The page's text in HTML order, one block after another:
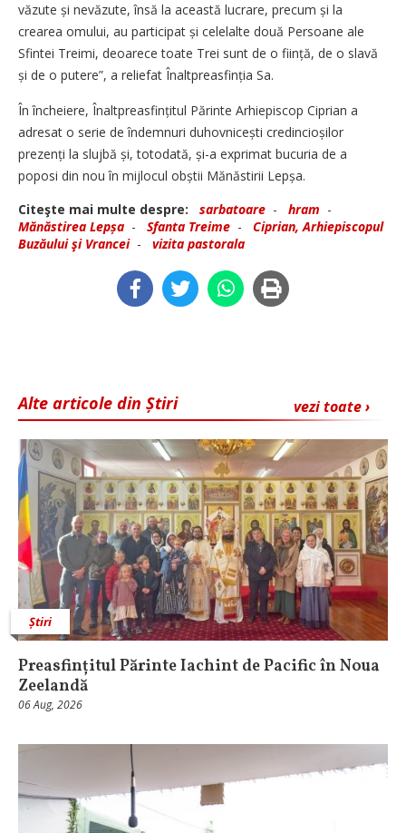
văzute și nevăzute, însă la această lucrare, precum și la
crearea omului, au participat și celelalte două Persoane ale
Sfintei Treimi, deoarece toate Trei sunt de o ființă, de o slavă
și de o putere”, a reliefat Înaltpreasfinția Sa.
În încheiere, Înaltpreasfințitul Părinte Arhiepiscop Ciprian a
adresat o serie de îndemnuri duhovnicești credincioșilor
prezenți la slujbă și, totodată, și-a exprimat bucuria de a
poposi din nou în mijlocul obștii Mănăstirii Lepșa.
Citeşte mai multe despre:
sarbatoare - hram -
Mănăstirea Lepșa - Sfanta Treime - Ciprian, Arhiepiscopul
Buzăului şi Vrancei- vizita pastorala
vezi toate ›
Alte articole din Știri
Știri
Preasfințitul Părinte Iachint de Pacific în Noua
Zeelandă
06 Aug, 2026